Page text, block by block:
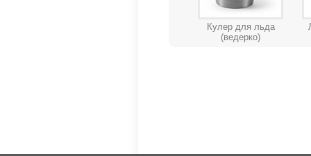
Кулер для льда
(ведерко)